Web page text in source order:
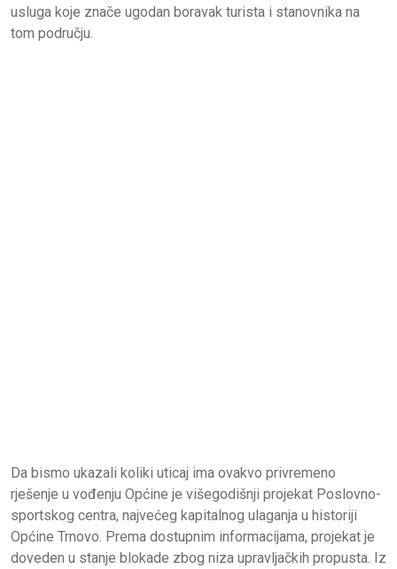
usluga koje znače ugodan boravak turista i stanovnika na
tom području.
Da bismo ukazali koliki uticaj ima ovakvo privremeno
rješenje u vođenju Općine je višegodišnji projekat Poslovno-
sportskog centra, najvećeg kapitalnog ulaganja u historiji
Općine Trnovo. Prema dostupnim informacijama, projekat je
doveden u stanje blokade zbog niza upravljačkih propusta. Iz